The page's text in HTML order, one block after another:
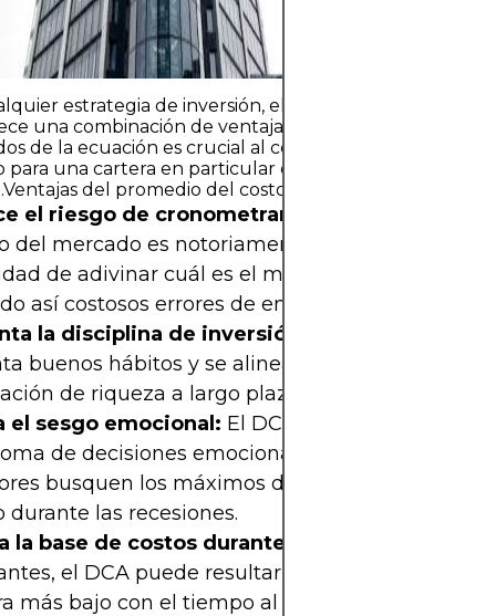
estrategia de inversión, el promedio del costo en
una combinación de ventajas y desventajas.
de la ecuación es crucial al considerar si el DCA es
para una cartera en particular o un objetivo financiero
del promedio del costo en dólares
el riesgo de cronometrar el mercado:
del mercado es notoriamente difícil. El DCA
de adivinar cuál es el mejor momento para
así costosos errores de entrada.
la disciplina de inversión:
buenos hábitos y se alinea con objetivos
de riqueza a largo plazo.
el sesgo emocional: El DCA ayuda a reducir el
de decisiones emocional. Es menos
busquen los máximos del mercado o
durante las recesiones.
la base de costos durante la volatilidad:
el DCA puede resultar en un precio
más bajo con el tiempo al comprar más